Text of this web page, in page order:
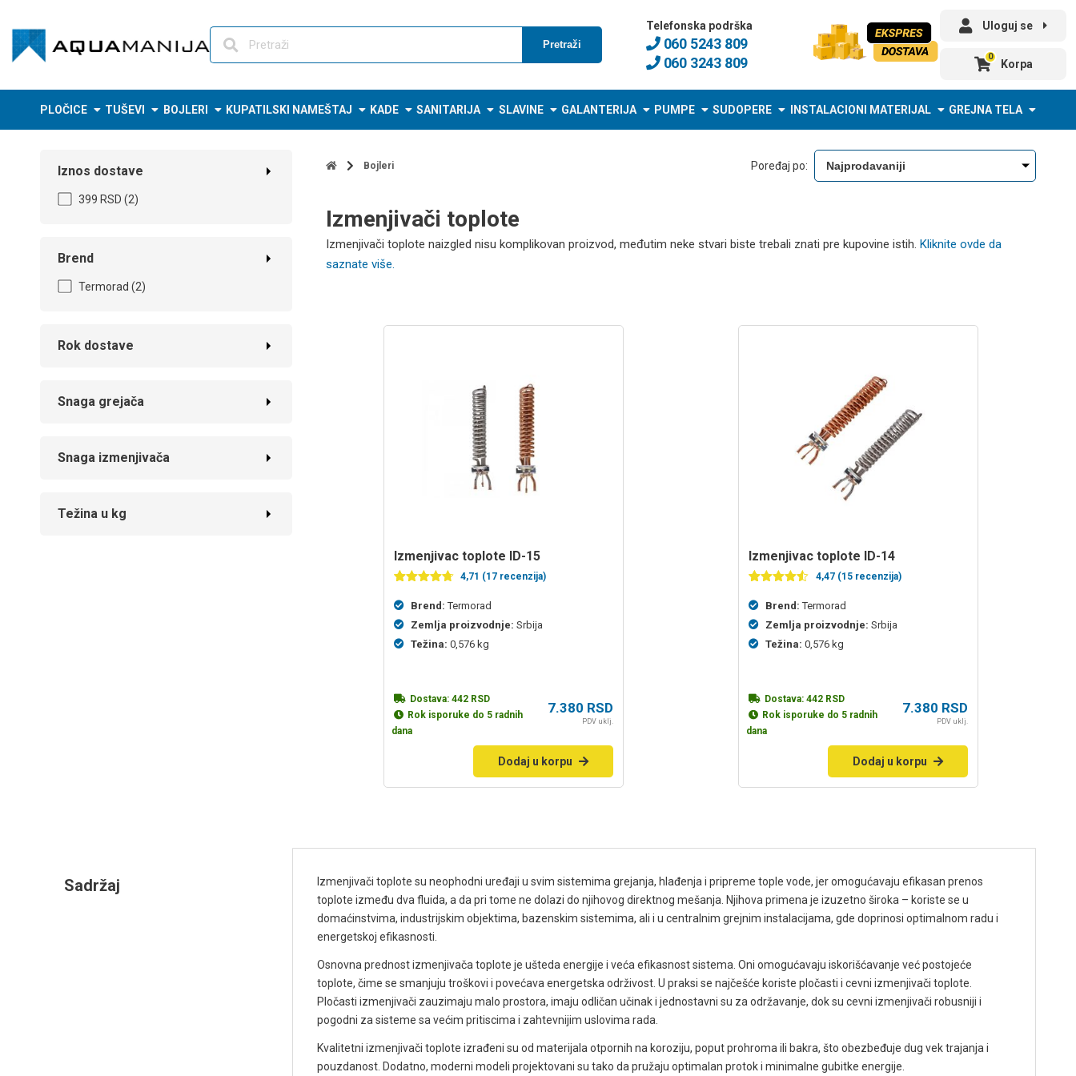
content
Pretraži
Telefonska podrška
060 5243 809
060 3243 809
Uloguj se
0
Korpa
PLOČICE TUŠEVI BOJLERI KUPATILSKI NAMEŠTAJ KADE SANITARIJA SLAVINE GALANTERIJA PUMPE SUDOPERE INSTALACIONI MATERIJAL GREJNA TELA
Iznos dostave
399 RSD (2)
Brend
Termorad (2)
Rok dostave
Snaga grejača
Snaga izmenjivača
Težina u kg
Bojleri Poređaj po:
Izmenjivači toplote
Izmenjivači toplote naizgled nisu komplikovan proizvod, međutim neke stvari biste trebali znati pre kupovine istih. Kliknite ovde da
saznate više.
izmenjivac toplote ID-15
4.71od 5
ocena
kupaca
4,71 (17 recenzija)
Brend: Termorad
Zemlja proizvodnje: Srbija
Težina: 0,576 kg
Dostava: 442 RSD
Rok isporuke do 5 radnih
dana
7.380 RSD
PDV uklj.
Dodaj u korpu
izmenjivac toplote ID-14
4.47od 5
osnovu
ocena
kupaca
4,47 (15 recenzija)
Brend: Termorad
Zemlja proizvodnje: Srbija
Težina: 0,576 kg
Dostava:442 RSD
Rok isporuke do 5 radnih
dana
7.380 RSD
PDV uklj.
Dodaj u korpu
Sadržaj
Izmenjivači toplote su neophodni uređaji u svim sistemima grejanja, hlađenja i pripreme tople vode, jer omogućavaju efikasan prenos
toplote između dva fluida, a da pri tome ne dolazi do njihovog direktnog mešanja. Njihova primena je izuzetno široka – koriste se u
domaćinstvima, industrijskim objektima, bazenskim sistemima, ali i u centralnim grejnim instalacijama, gde doprinosi optimalnom radu i
energetskoj efikasnosti.
Osnovna prednost izmenjivača toplote je ušteda energije i veća efikasnost sistema. Oni omogućavaju iskorišćavanje već postojeće
toplote, čime se smanjuju troškovi i povećava energetska održivost. U praksi se najčešće koriste pločasti i cevni izmenjivači toplote.
Pločasti izmenjivači zauzimaju malo prostora, imaju odličan učinak i jednostavni su za održavanje, dok su cevni izmenjivači robusniji i
pogodni za sisteme sa većim pritiscima i zahtevnijim uslovima rada.
Kvalitetni izmenjivači toplote izrađeni su od materijala otpornih na koroziju, poput prohroma ili bakra, što obezbeđuje dug vek trajanja i
pouzdanost. Dodatno, moderni modeli projektovani su tako da pružaju optimalan protok i minimalne gubitke energije.